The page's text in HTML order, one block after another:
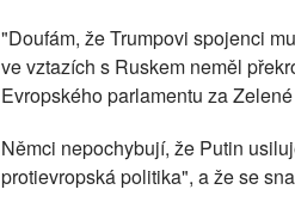
"Doufám, že Trumpovi spojenci
ve vztazích s Ruskem neměl
Evropského parlamentu za
Němci nepochybují, že Putin
protievropská politika", a že se